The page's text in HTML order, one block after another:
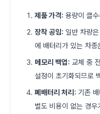
제품 가격: 용량이 클
장착 공임: 일반 차량
에 배터리가 있는 차
메모리 백업: 교체 중
설정이 초기화되므로
폐배터리 처리: 기존
별도 비용이 없는 경우